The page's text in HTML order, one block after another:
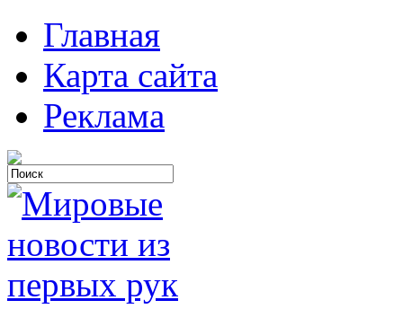
Главная
Карта сайта
Реклама